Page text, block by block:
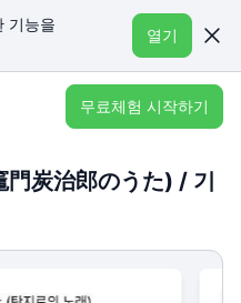
기능을
열기
무료체험 시작하기
門炭治郎のうた) / 기